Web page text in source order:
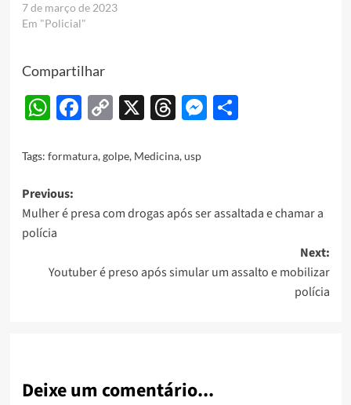
7 de março de 2023
Em "Policial"
Compartilhar
WhatsApp
Facebook
Copy
X Threads
Messenger
Share
Tags: formatura,golpe, Medicina,usp
Post
navigation
Previous:
Mulher é presa com drogas após ser assaltada e chamar a
polícia
Next:
Youtuber é preso após simular um assalto e mobilizar
polícia
Deixe um comentário...